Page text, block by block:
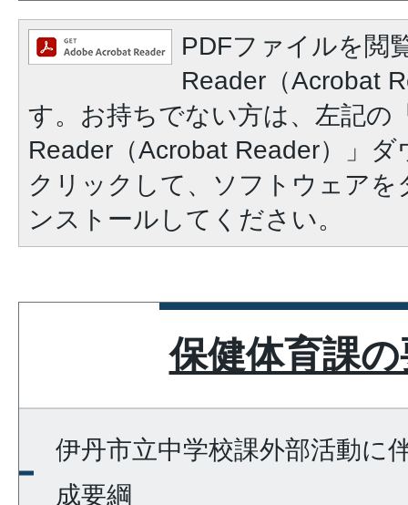
PDFファイルを閲
Reader（Acrobat
す。お持ちでない方は、左記の
Reader（Acrobat Reader）」
クリックして、ソフトウェア
ンストールしてください。
保健体育課
伊丹市立中学校課外部活動に
成要綱